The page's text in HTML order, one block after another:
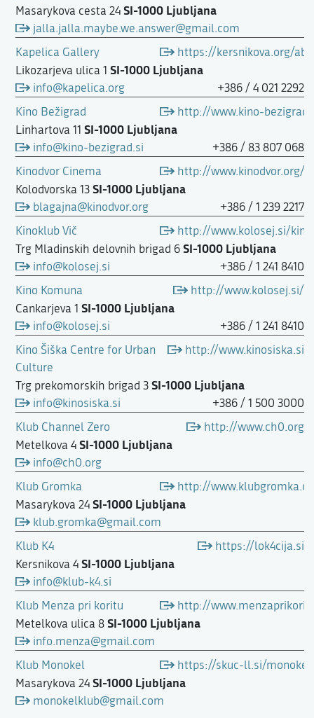
Masarykova cesta 24 SI-1000 Ljubljana
jalla.jalla.maybe.we.answer@gmail.com
https://kersnikova.org/
Kapelica Gallery
Likozarjeva ulica 1 SI-1000 Ljubljana
+386 / 4 021 2292
info@kapelica.org
http://www.kino-
Kino Bežigrad
Linhartova 11 SI-1000 Ljubljana
+386 / 83 807 068
info@kino-bezigrad.si
http://www.kinodvor.org/
Kinodvor Cinema
Kolodvorska 13 SI-1000 Ljubljana
+386 / 1 239 2217
blagajna@kinodvor.org
http://www.kolosej.si/
Kinoklub Vič
Trg Mladinskih delovnih brigad 6 SI-1000 Ljubljana
+386 / 1 241 8410
info@kolosej.si
http://www.kolosej.si/
Kino Komuna
Cankarjeva 1 SI-1000 Ljubljana
+386 / 1 241 8410
info@kolosej.si
http://www.kinosiska.si
Kino Šiška Centre for Urban
Culture
Trg prekomorskih brigad 3 SI-1000 Ljubljana
+386 / 1 500 3000
info@kinosiska.si
http://www.ch0.org
Klub Channel Zero
Metelkova 4 SI-1000 Ljubljana
info@ch0.org
http://
Klub Gromka
Masarykova 24 SI-1000 Ljubljana
klub.gromka@gmail.com
https://lok4cija.si
Klub K4
Kersnikova 4 SI-1000 Ljubljana
info@klub-k4.si
http://
Klub Menza pri koritu
Metelkova ulica 8 SI-1000 Ljubljana
info.menza@gmail.com
https://skuc-ll.si/monokel
Klub Monokel
Masarykova 24 SI-1000 Ljubljana
monokelklub@gmail.com